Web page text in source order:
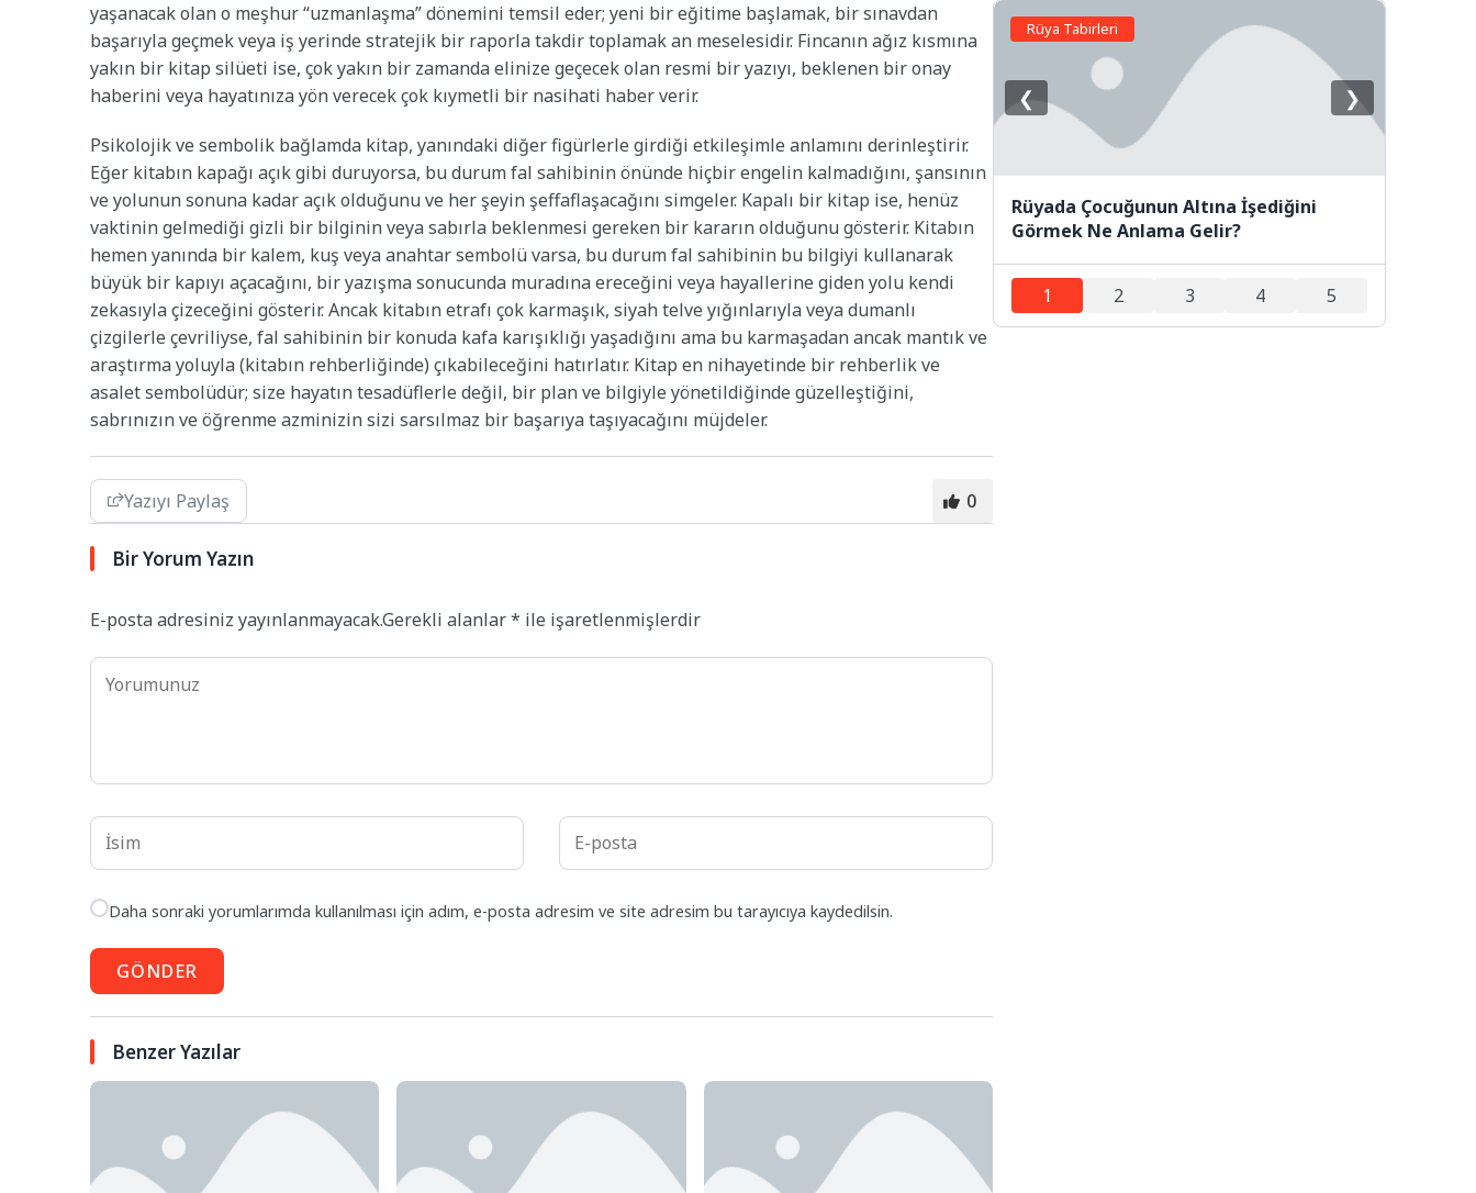
yaşanacak olan o meşhur “uzmanlaşma” dönemini temsil eder; yeni bir eğitime başlamak, bir sınavdan
başarıyla geçmek veya iş yerinde stratejik bir raporla takdir toplamak an meselesidir. Fincanın ağız kısmına
yakın bir kitap silüeti ise, çok yakın bir zamanda elinize geçecek olan resmi bir yazıyı, beklenen bir onay
haberini veya hayatınıza yön verecek çok kıymetli bir nasihati haber verir.
Psikolojik ve sembolik bağlamda kitap, yanındaki diğer figürlerle girdiği etkileşimle anlamını derinleştirir.
Eğer kitabın kapağı açık gibi duruyorsa, bu durum fal sahibinin önünde hiçbir engelin kalmadığını, şansının
ve yolunun sonuna kadar açık olduğunu ve her şeyin şeffaflaşacağını simgeler. Kapalı bir kitap ise, henüz
vaktinin gelmediği gizli bir bilginin veya sabırla beklenmesi gereken bir kararın olduğunu gösterir. Kitabın
hemen yanında bir kalem, kuş veya anahtar sembolü varsa, bu durum fal sahibinin bu bilgiyi kullanarak
büyük bir kapıyı açacağını, bir yazışma sonucunda muradına ereceğini veya hayallerine giden yolu kendi
zekasıyla çizeceğini gösterir. Ancak kitabın etrafı çok karmaşık, siyah telve yığınlarıyla veya dumanlı
çizgilerle çevriliyse, fal sahibinin bir konuda kafa karışıklığı yaşadığını ama bu karmaşadan ancak mantık ve
araştırma yoluyla (kitabın rehberliğinde) çıkabileceğini hatırlatır. Kitap en nihayetinde bir rehberlik ve
asalet sembolüdür; size hayatın tesadüflerle değil, bir plan ve bilgiyle yönetildiğinde güzelleştiğini,
sabrınızın ve öğrenme azminizin sizi sarsılmaz bir başarıya taşıyacağını müjdeler.
Yazıyı Paylaş 0
Bir Yorum Yazın
E-posta adresiniz yayınlanmayacak.Gerekli alanlar* ile işaretlenmişlerdir
Daha sonraki yorumlarımda kullanılması için adım, e-posta adresim ve site adresim bu tarayıcıya kaydedilsin.
GÖNDER
Benzer Yazılar
Rüya Tabirleri
Rüyada Çocuğunun Altına İşediğini
Görmek Ne Anlama Gelir?
❮ ❯
1 2 3 4 5